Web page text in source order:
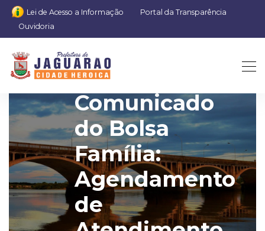
Lei de Acesso a Informação
Portal da Transparência
Ouvidoria
Comunicado
do Bolsa
Família:
Agendamento
de